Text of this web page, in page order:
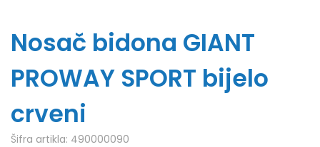
Nosač bidona GIANT
PROWAY SPORT bijelo
crveni
Šifra artikla: 490000090